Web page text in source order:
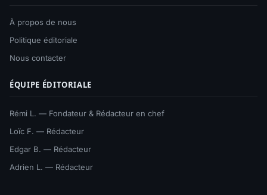
À propos de nous
Politique éditoriale
Nous contacter
ÉQUIPE ÉDITORIALE
Rémi L. — Fondateur & Rédacteur en chef
Loïc F. — Rédacteur
Edgar B. — Rédacteur
Adrien L. — Rédacteur